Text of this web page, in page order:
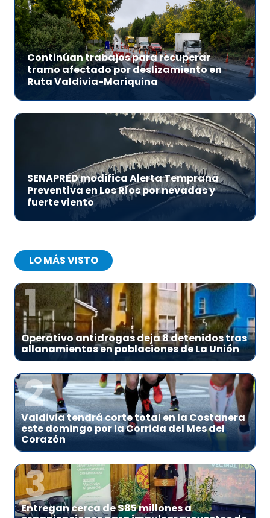
Continúan trabajos para recuperar
tramo afectado por deslizamiento en
Ruta Valdivia-Mariquina
SENAPRED modifica Alerta Temprana
Preventiva en Los Ríos por nevadas y
fuerte viento
LO MÁS VISTO
1
Operativo antidrogas deja 8 detenidos tras
allanamientos en poblaciones de La Unión
2
Valdivia tendrá corte total en la Costanera
este domingo por la Corrida del Mes del
Corazón
3
Entregan cerca de $85 millones a